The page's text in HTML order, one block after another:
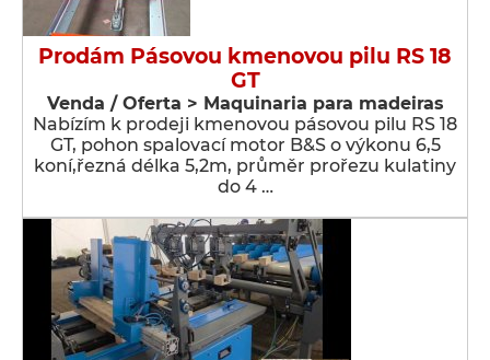
Prodám Pásovou kmenovou pilu RS 18
GT
Venda / Oferta > Maquinaria para madeiras
Nabízím k prodeji kmenovou pásovou pilu RS 18
GT, pohon spalovací motor B&S o výkonu 6,5
koní,řezná délka 5,2m, průměr prořezu kulatiny
do 4 …